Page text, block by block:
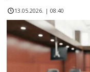
13.05.2026. | 08:40